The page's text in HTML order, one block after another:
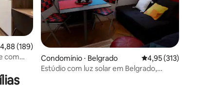
de uma avaliação média de 5, 189 avaliações
4,88 (189)
com
Condomínio ⋅ Belgrado 4,95 de uma avaliação
4,95 (313)
Estúdio com luz solar em Belgrado,